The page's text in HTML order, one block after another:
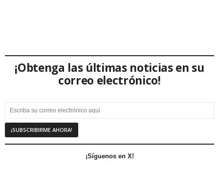
¡Obtenga las últimas noticias en su
correo electrónico!
¡Síguenos en X!